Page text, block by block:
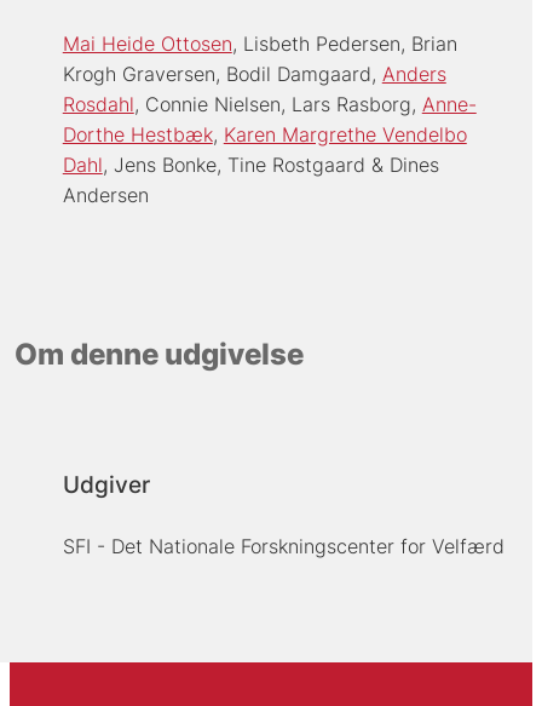
Mai Heide Ottosen Lisbeth Pedersen Brian
Krogh Graversen Bodil Damgaard Anders
Rosdahl Connie Nielsen Lars Rasborg Anne-
Dorthe Hestbæk Karen Margrethe Vendelbo
Dahl Jens Bonke Tine Rostgaard
Dines
Andersen
Om denne udgivelse
Udgiver
SFI - Det Nationale Forskningscenter for Velfærd